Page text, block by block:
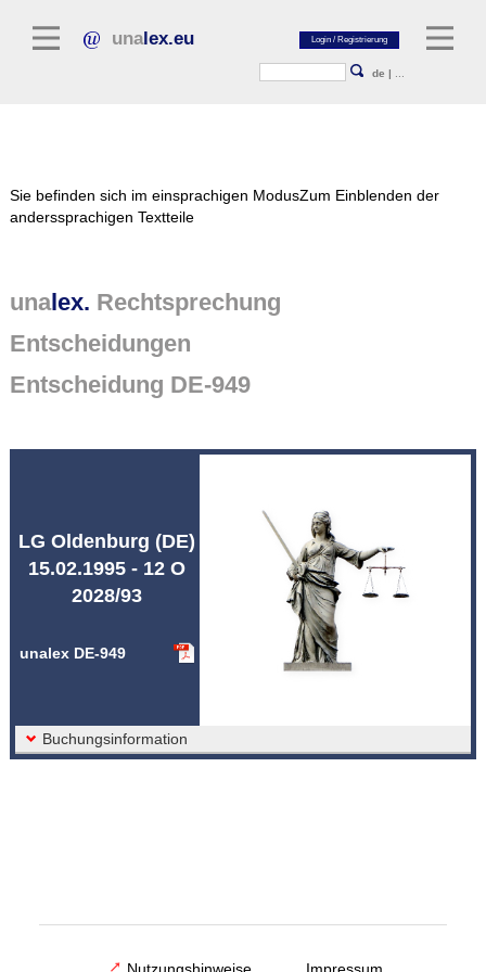
unalex.eu
de |
Normtexte
Rechtsprechung
Sie befinden sich im einsprachigen ModusZum Einblenden der
anderssprachigen Textteile
unalex. Rechtsprechung
Entscheidungen
Entscheidung DE-949
LG Oldenburg (DE)
15.02.1995 - 12 O
2028/93
unalex DE-949
Buchungsinformation
Nutzungshinweise Impressum